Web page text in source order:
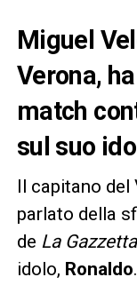
Miguel
Verona,
match
sul suo
Il capitano del
parlato della
de La
idolo, Ronaldo.